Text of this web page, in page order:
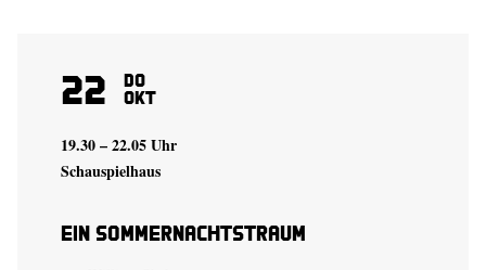
22 Do
Okt
19.30 – 22.05 Uhr
Schauspielhaus
Ein Sommer­nachtstraum